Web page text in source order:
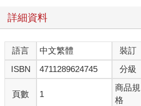
詳細資料
語言 中文繁體 裝訂
ISBN
4711289624745 分級
頁數 1
商品規
格